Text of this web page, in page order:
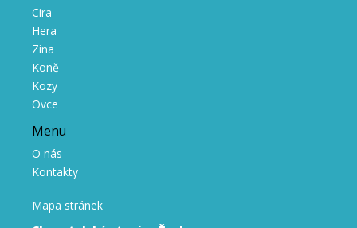
Cira
Hera
Zina
Koně
Kozy
Ovce
Menu
O nás
Kontakty
Mapa stránek